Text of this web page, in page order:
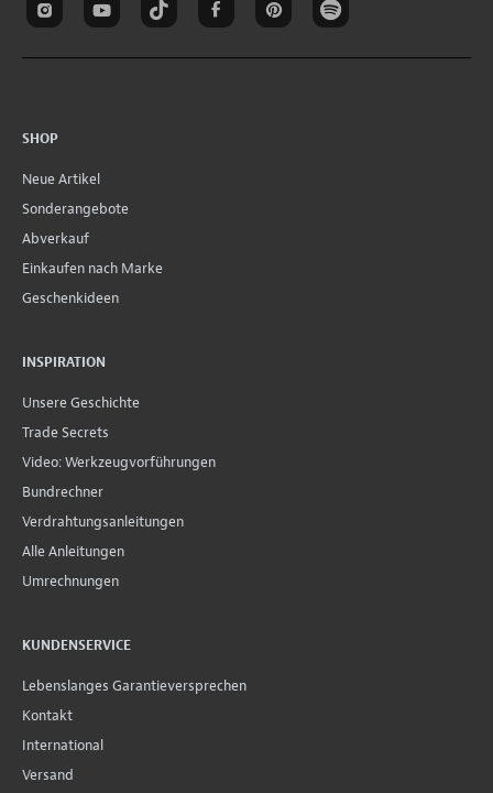
SHOP
Neue Artikel
Sonderangebote
Abverkauf
Einkaufen nach Marke
Geschenkideen
INSPIRATION
Unsere Geschichte
Trade Secrets
Video: Werkzeugvorführungen
Bundrechner
Verdrahtungsanleitungen
Alle Anleitungen
Umrechnungen
KUNDENSERVICE
Lebenslanges Garantieversprechen
Kontakt
International
Versand